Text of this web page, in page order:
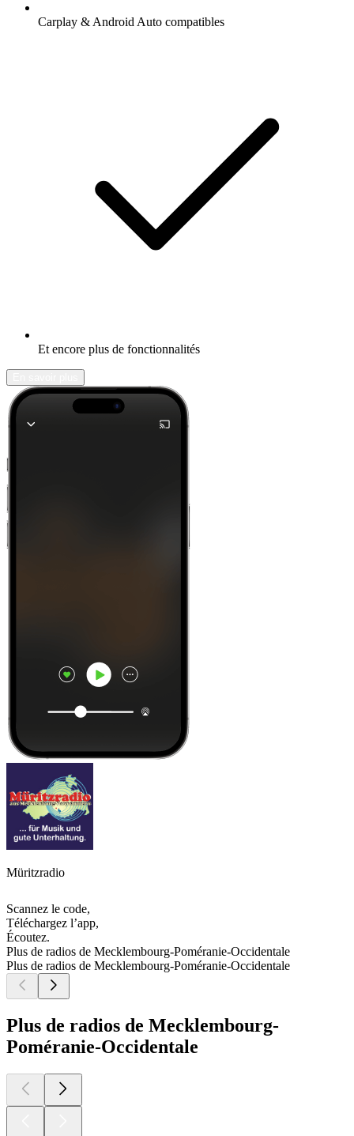
Carplay & Android Auto compatibles
Et encore plus de fonctionnalités
Müritzradio
Scannez le code,
Téléchargez l’app,
Écoutez.
Plus de radios de Mecklembourg-Poméranie-Occidentale
Plus de radios de Mecklembourg-Poméranie-Occidentale
Plus de radios de Mecklembourg-
Poméranie-Occidentale